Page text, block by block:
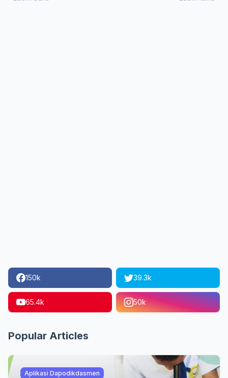
150k 39.3k
65.4k 50k
Popular Articles
Aplikasi Dapodikdasmen